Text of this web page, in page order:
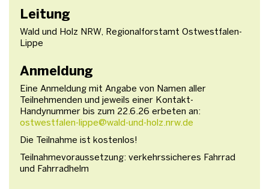
Leitung
Wald und Holz NRW, Regionalforstamt Ostwestfalen-
Lippe
Anmeldung
Eine Anmeldung mit Angabe von Namen aller
Teilnehmenden und jeweils einer Kontakt-
Handynummer bis zum 22.6.26 erbeten an:
ostwestfalen-lippe@wald-und-holz.nrw.de
Die Teilnahme ist kostenlos!
Teilnahmevoraussetzung: verkehrssicheres Fahrrad
und Fahrradhelm